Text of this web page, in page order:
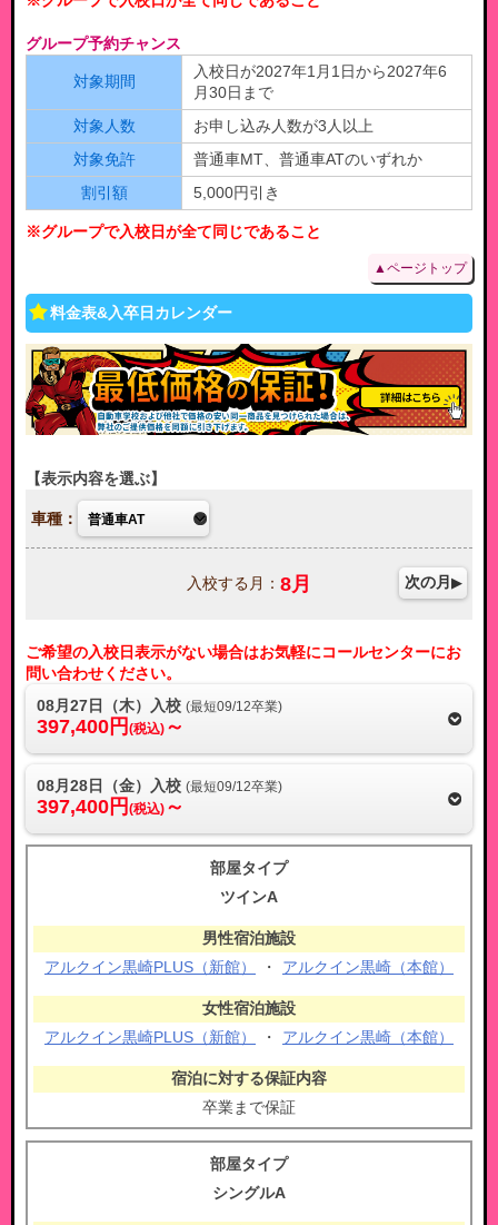
グループ予約チャンス
対象期間
入校日が2027年1月1日から2027年6
月30日まで
対象人数
お申し込み人数が3人以上
対象免許
普通車MT、普通車ATのいずれか
割引額
5,000円引き
※グループで入校日が全て同じであること
▲ページトップ
料金表&入卒日カレンダー
表示内容を選ぶ
車種：
入校する月： 8月 次の月
ご希望の入校日表示がない場合はお気軽にコールセンターにお
問い合わせください。
08月27日（木）入校 (最短09/12卒業)
397,400円 (税込) ～
08月28日（金）入校 (最短09/12卒業)
397,400円 (税込) ～
ツインA
アルクイン黒崎PLUS（新館） ・ アルクイン黒崎（本館）
アルクイン黒崎PLUS（新館） ・ アルクイン黒崎（本館）
卒業まで保証
シングルA